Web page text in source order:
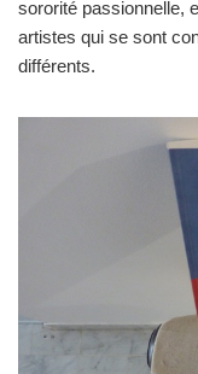
sororité passionnelle,
artistes qui se sont
différents.